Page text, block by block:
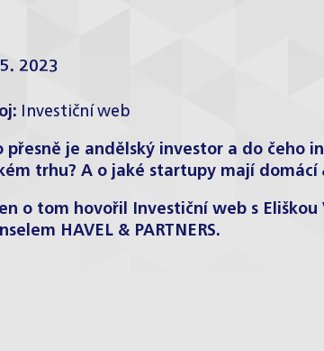
2023
Investiční web
přesně je andělský investor a do čeho
trhu? A o jaké startupy mají domácí
o tom hovořil Investiční web s Eliškou
HAVEL & PARTNERS.